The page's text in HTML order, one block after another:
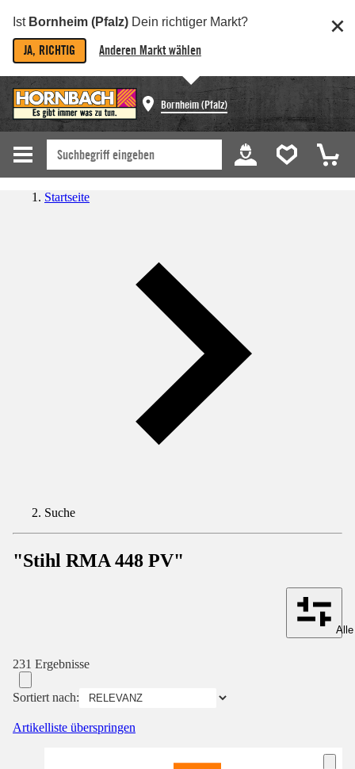
Ist Bornheim (Pfalz) Dein richtiger Markt?
JA, RICHTIG Anderen Markt wählen
Bornheim (Pfalz)
Startseite
Suche
"Stihl RMA 448 PV"
231 Ergebnisse
Sortiert nach:
Artikelliste überspringen